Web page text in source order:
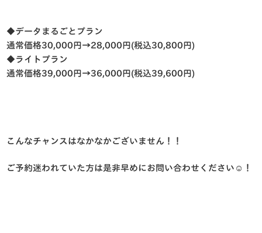
◆データまるごとプラン
通常価格30,000円→28,000円(税込30,800円)
◆ライトプラン
通常価格39,000 円 →36,000 円 (税込39,600 円)
こんなチャンスはなかなかございません！！
ご予約迷われていた方は是非早めにお問い合わせください☺️！